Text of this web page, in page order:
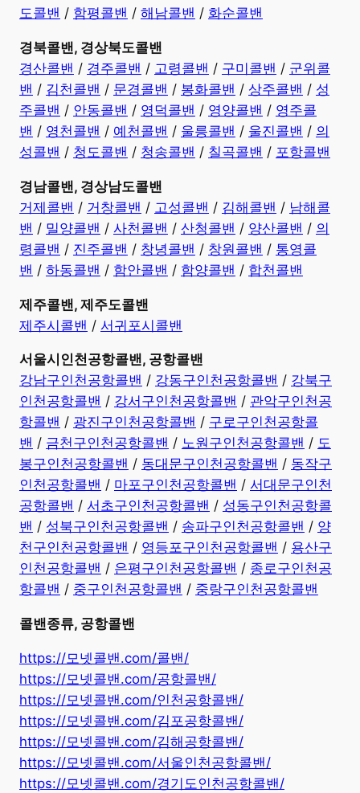
도콜밴 / 함평콜밴 / 해남콜밴 / 화순콜밴
경북콜밴, 경상북도콜밴
경산콜밴 / 경주콜밴 / 고령콜밴 / 구미콜밴 / 군위콜
밴 / 김천콜밴 / 문경콜밴 / 봉화콜밴 / 상주콜밴 / 성
주콜밴 / 안동콜밴 / 영덕콜밴 / 영양콜밴 / 영주콜
밴 / 영천콜밴 / 예천콜밴 / 울릉콜밴 / 울진콜밴 / 의
성콜밴 / 청도콜밴 / 청송콜밴 / 칠곡콜밴 / 포항콜밴
경남콜밴, 경상남도콜밴
거제콜밴 / 거창콜밴 / 고성콜밴 / 김해콜밴 / 남해콜
밴 / 밀양콜밴 / 사천콜밴 / 산청콜밴 / 양산콜밴 / 의
령콜밴 / 진주콜밴 / 창녕콜밴 / 창원콜밴 / 통영콜
밴 / 하동콜밴 / 함안콜밴 / 함양콜밴 / 합천콜밴
제주콜밴, 제주도콜밴
제주시콜밴 / 서귀포시콜밴
서울시인천공항콜밴, 공항콜밴
강남구인천공항콜밴 / 강동구인천공항콜밴 / 강북구
인천공항콜밴 / 강서구인천공항콜밴 / 관악구인천공
항콜밴 / 광진구인천공항콜밴 / 구로구인천공항콜
밴 / 금천구인천공항콜밴 / 노원구인천공항콜밴 / 도
봉구인천공항콜밴 / 동대문구인천공항콜밴 / 동작구
인천공항콜밴 / 마포구인천공항콜밴 / 서대문구인천
공항콜밴 / 서초구인천공항콜밴 / 성동구인천공항콜
밴 / 성북구인천공항콜밴 / 송파구인천공항콜밴 / 양
천구인천공항콜밴 / 영등포구인천공항콜밴 / 용산구
인천공항콜밴 / 은평구인천공항콜밴 / 종로구인천공
항콜밴 / 중구인천공항콜밴 / 중랑구인천공항콜밴
콜밴종류, 공항콜밴
https://모넷콜밴.com/콜밴/
https://모넷콜밴.com/공항콜밴/
https://모넷콜밴.com/인천공항콜밴/
https://모넷콜밴.com/김포공항콜밴/
https://모넷콜밴.com/김해공항콜밴/
https://모넷콜밴.com/서울인천공항콜밴/
https://모넷콜밴.com/경기도인천공항콜밴/